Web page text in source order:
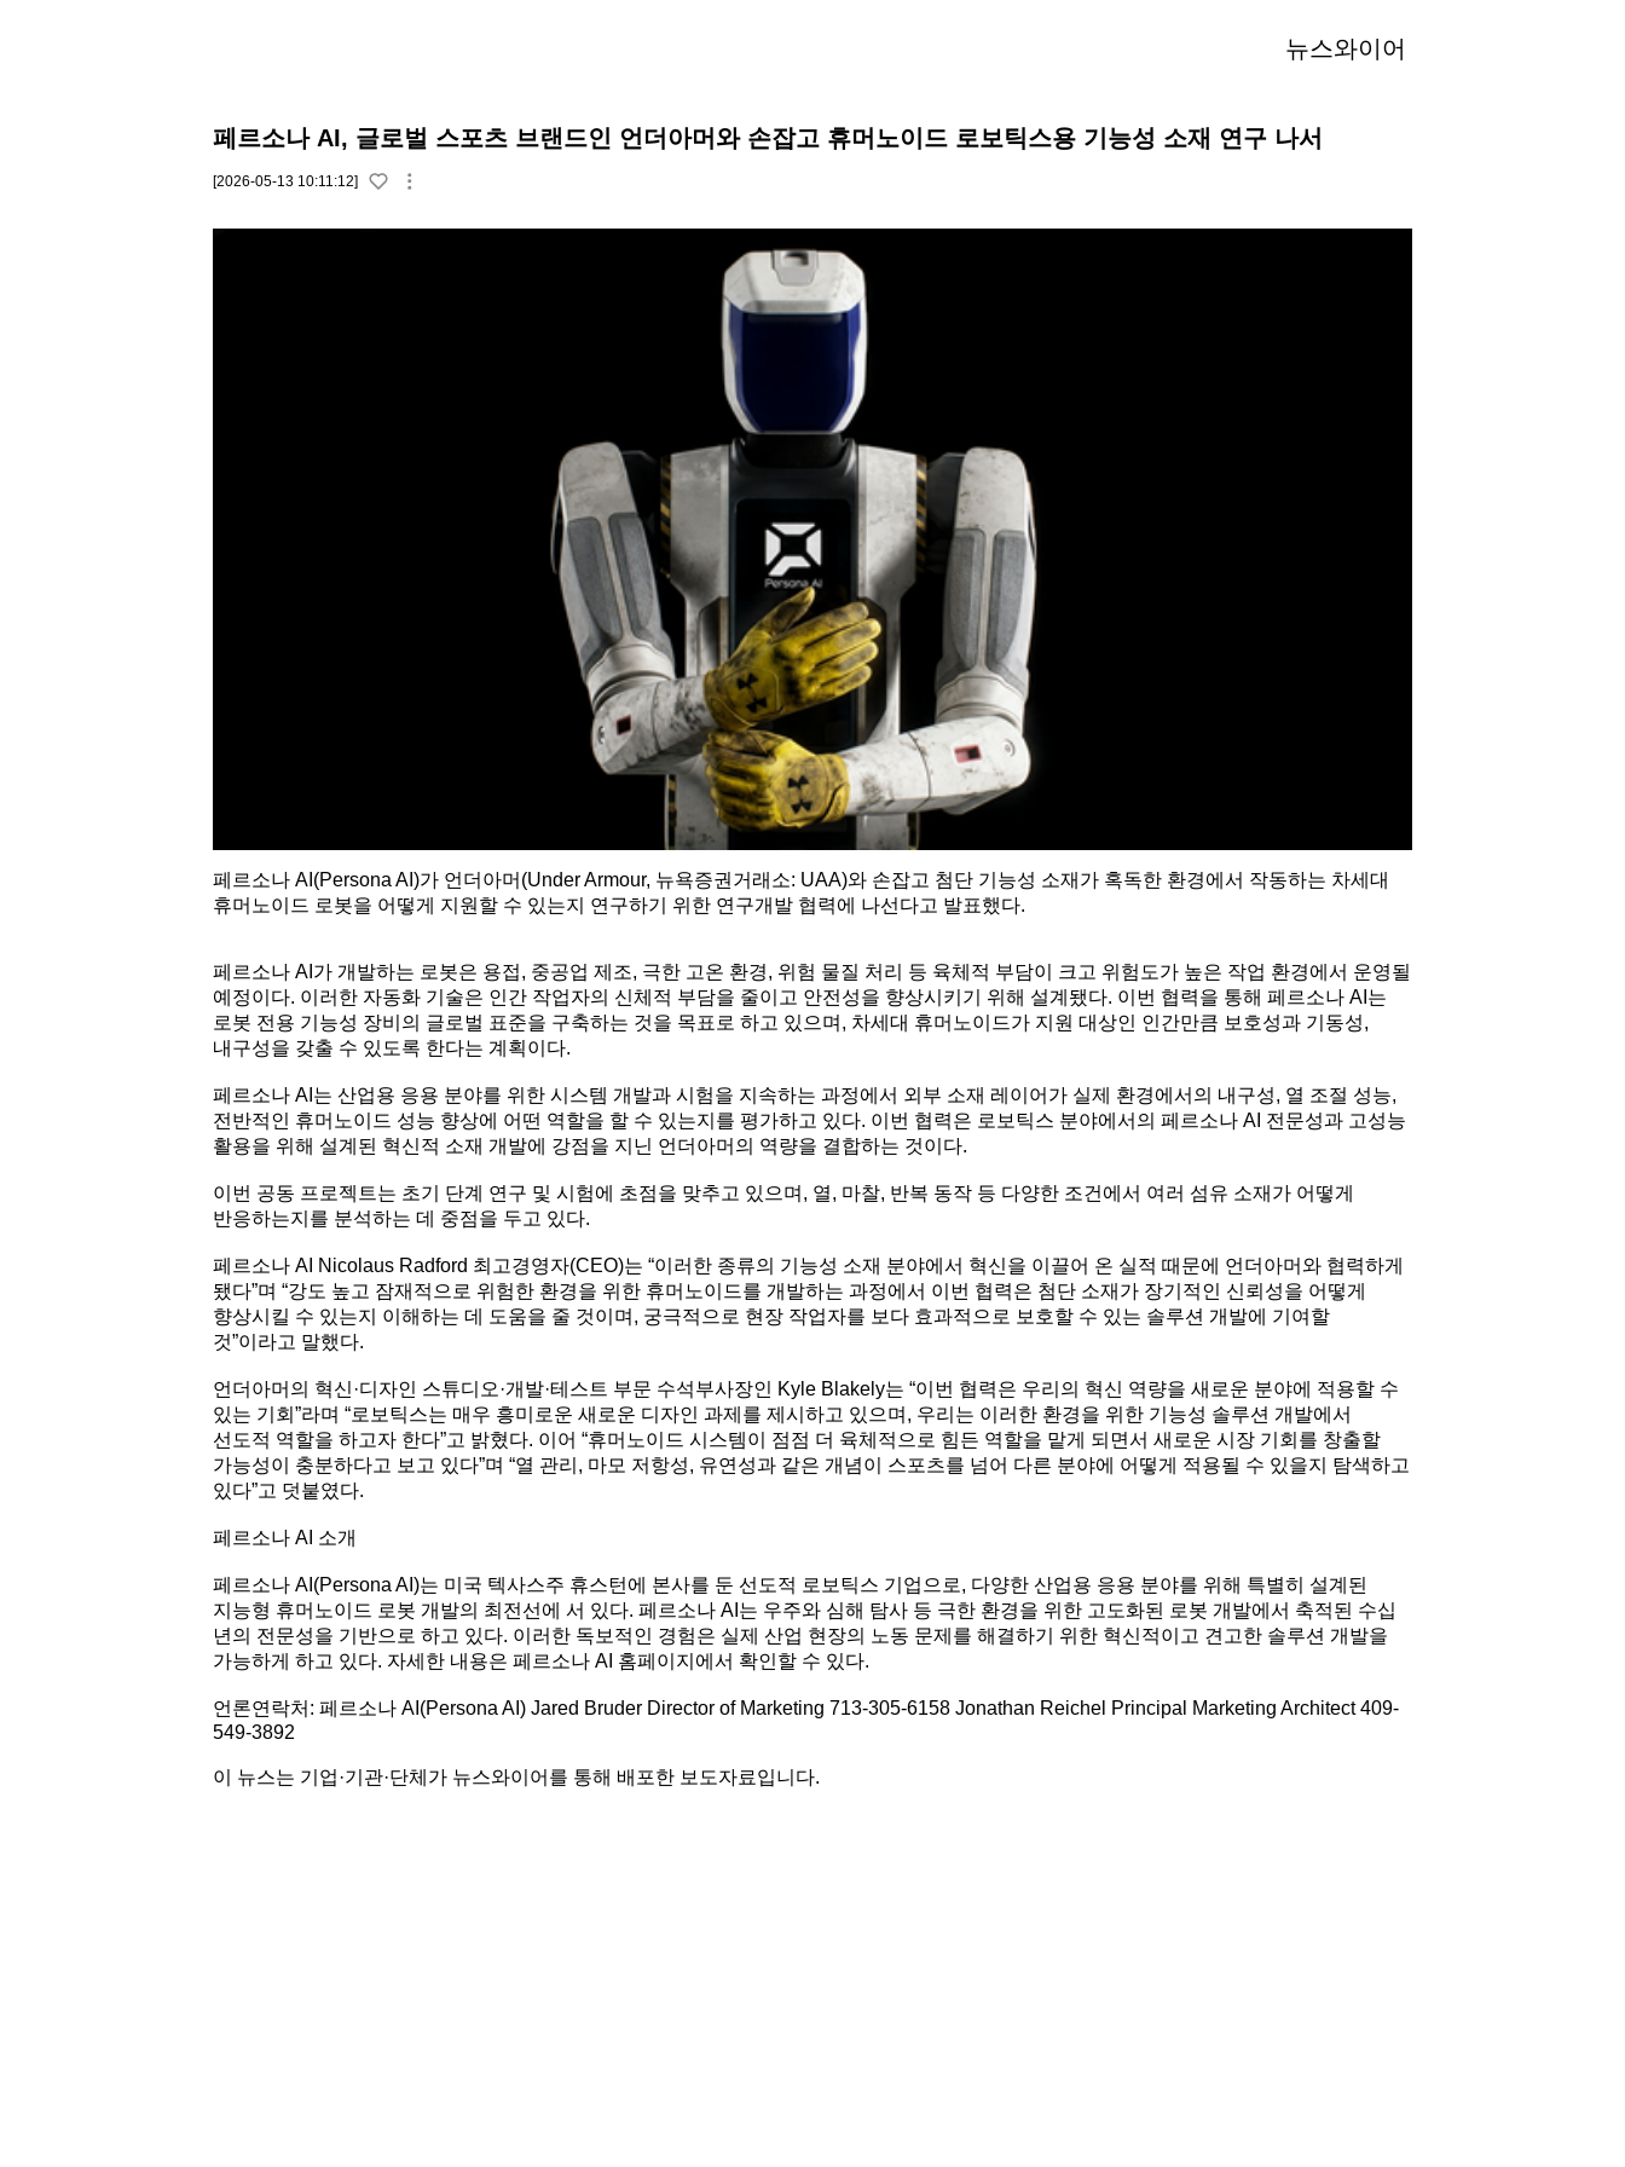
뉴스와이어
페르소나 AI, 글로벌 스포츠 브랜드인 언더아머와 손잡고 휴머노이드 로보틱스용 기능성 소재 연구 나서
[2026-05-13 10:11:12]
페르소나 AI(Persona AI)가 언더아머(Under Armour, 뉴욕증권거래소: UAA)와 손잡고 첨단 기능성 소재가 혹독한 환경에서 작동하는 차세대
휴머노이드 로봇을 어떻게 지원할 수 있는지 연구하기 위한 연구개발 협력에 나선다고 발표했다.
페르소나 AI가 개발하는 로봇은 용접, 중공업 제조, 극한 고온 환경, 위험 물질 처리 등 육체적 부담이 크고 위험도가 높은 작업 환경에서 운영될
예정이다. 이러한 자동화 기술은 인간 작업자의 신체적 부담을 줄이고 안전성을 향상시키기 위해 설계됐다. 이번 협력을 통해 페르소나 AI는
로봇 전용 기능성 장비의 글로벌 표준을 구축하는 것을 목표로 하고 있으며, 차세대 휴머노이드가 지원 대상인 인간만큼 보호성과 기동성,
내구성을 갖출 수 있도록 한다는 계획이다.
페르소나 AI는 산업용 응용 분야를 위한 시스템 개발과 시험을 지속하는 과정에서 외부 소재 레이어가 실제 환경에서의 내구성, 열 조절 성능,
전반적인 휴머노이드 성능 향상에 어떤 역할을 할 수 있는지를 평가하고 있다. 이번 협력은 로보틱스 분야에서의 페르소나 AI 전문성과 고성능
활용을 위해 설계된 혁신적 소재 개발에 강점을 지닌 언더아머의 역량을 결합하는 것이다.
이번 공동 프로젝트는 초기 단계 연구 및 시험에 초점을 맞추고 있으며, 열, 마찰, 반복 동작 등 다양한 조건에서 여러 섬유 소재가 어떻게
반응하는지를 분석하는 데 중점을 두고 있다.
페르소나 AI Nicolaus Radford 최고경영자(CEO)는 “이러한 종류의 기능성 소재 분야에서 혁신을 이끌어 온 실적 때문에 언더아머와 협력하게
됐다”며 “강도 높고 잠재적으로 위험한 환경을 위한 휴머노이드를 개발하는 과정에서 이번 협력은 첨단 소재가 장기적인 신뢰성을 어떻게
향상시킬 수 있는지 이해하는 데 도움을 줄 것이며, 궁극적으로 현장 작업자를 보다 효과적으로 보호할 수 있는 솔루션 개발에 기여할
것”이라고 말했다.
언더아머의 혁신·디자인 스튜디오·개발·테스트 부문 수석부사장인 Kyle Blakely는 “이번 협력은 우리의 혁신 역량을 새로운 분야에 적용할 수
있는 기회”라며 “로보틱스는 매우 흥미로운 새로운 디자인 과제를 제시하고 있으며, 우리는 이러한 환경을 위한 기능성 솔루션 개발에서
선도적 역할을 하고자 한다”고 밝혔다. 이어 “휴머노이드 시스템이 점점 더 육체적으로 힘든 역할을 맡게 되면서 새로운 시장 기회를 창출할
가능성이 충분하다고 보고 있다”며 “열 관리, 마모 저항성, 유연성과 같은 개념이 스포츠를 넘어 다른 분야에 어떻게 적용될 수 있을지 탐색하고
있다”고 덧붙였다.
페르소나 AI 소개
페르소나 AI(Persona AI)는 미국 텍사스주 휴스턴에 본사를 둔 선도적 로보틱스 기업으로, 다양한 산업용 응용 분야를 위해 특별히 설계된
지능형 휴머노이드 로봇 개발의 최전선에 서 있다. 페르소나 AI는 우주와 심해 탐사 등 극한 환경을 위한 고도화된 로봇 개발에서 축적된 수십
년의 전문성을 기반으로 하고 있다. 이러한 독보적인 경험은 실제 산업 현장의 노동 문제를 해결하기 위한 혁신적이고 견고한 솔루션 개발을
가능하게 하고 있다. 자세한 내용은 페르소나 AI 홈페이지에서 확인할 수 있다.
언론연락처: 페르소나 AI(Persona AI) Jared Bruder Director of Marketing 713-305-6158 Jonathan Reichel Principal Marketing Architect 409-
549-3892
이 뉴스는 기업·기관·단체가 뉴스와이어를 통해 배포한 보도자료입니다.